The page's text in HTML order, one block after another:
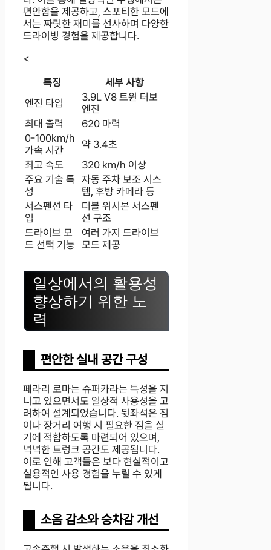
편안함을 제공하고, 스포티한 모드에
서는 짜릿한 재미를 선사하며 다양한
드라이빙 경험을 제공합니다.
<
특징
세부 사항
엔진 타입
3.9L V8 트윈 터보
엔진
최대 출력
620 마력
0-100km/h
가속 시간
약 3.4초
최고 속도
320 km/h 이상
주요 기술 특
성
자동 주차 보조 시스
템, 후방 카메라 등
서스펜션 타
입
더블 위시본 서스펜
션 구조
드라이브 모
드 선택 기능
여러 가지 드라이브
모드 제공
일상에서의 활용성
향상하기 위한 노
력
편안한 실내 공간 구성
페라리 로마는 슈퍼카라는 특성을 지
니고 있으면서도 일상적 사용성을 고
려하여 설계되었습니다. 뒷좌석은 짐
이나 장거리 여행 시 필요한 짐을 실
기에 적합하도록 마련되어 있으며,
넉넉한 트렁크 공간도 제공됩니다.
이로 인해 고객들은 보다 현실적이고
실용적인 사용 경험을 누릴 수 있게
됩니다.
소음 감소와 승차감 개선